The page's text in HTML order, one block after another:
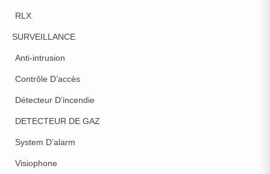
RLX
SURVEILLANCE
Anti-intrusion
Contrôle D’accès
Détecteur D’incendie
DETECTEUR DE GAZ
System D’alarm
Visiophone